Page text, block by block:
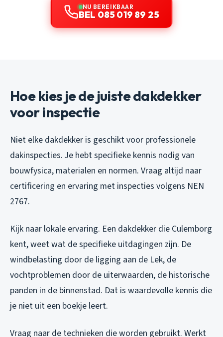
NU BEREIKBAAR
BEL 085 019 89 25
Hoe kies je de juiste dakdekker
voor inspectie
Niet elke dakdekker is geschikt voor professionele
dakinspecties. Je hebt specifieke kennis nodig van
bouwfysica, materialen en normen. Vraag altijd naar
certificering en ervaring met inspecties volgens NEN
2767.
Kijk naar lokale ervaring. Een dakdekker die Culemborg
kent, weet wat de specifieke uitdagingen zijn. De
windbelasting door de ligging aan de Lek, de
vochtproblemen door de uiterwaarden, de historische
panden in de binnenstad. Dat is waardevolle kennis die
je niet uit een boekje leert.
Vraag naar de technieken die worden gebruikt. Werkt